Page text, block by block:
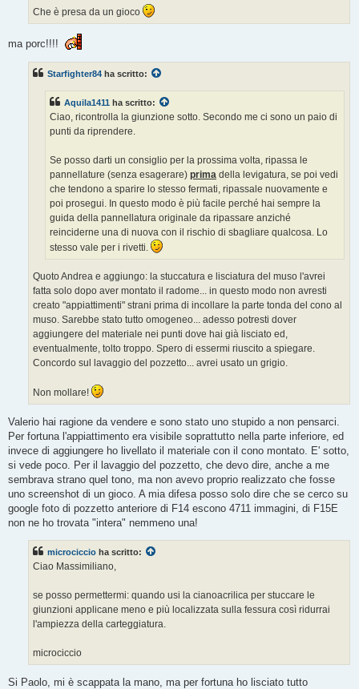
Che è presa da un gioco
ma porc!!!!
Starfighter84 ha scritto:
Aquila1411 ha scritto:
Ciao, ricontrolla la giunzione sotto. Secondo me ci sono un paio di
punti da riprendere.
Se posso darti un consiglio per la prossima volta, ripassa le
pannellature (senza esagerare) prima della levigatura, se poi vedi
che tendono a sparire lo stesso fermati, ripassale nuovamente e
poi prosegui. In questo modo è più facile perché hai sempre la
guida della pannellatura originale da ripassare anziché
reinciderne una di nuova con il rischio di sbagliare qualcosa. Lo
stesso vale per i rivetti.
Quoto Andrea e aggiungo: la stuccatura e lisciatura del muso l'avrei
fatta solo dopo aver montato il radome... in questo modo non avresti
creato "appiattimenti" strani prima di incollare la parte tonda del cono al
muso. Sarebbe stato tutto omogeneo... adesso potresti dover
aggiungere del materiale nei punti dove hai già lisciato ed,
eventualmente, tolto troppo. Spero di essermi riuscito a spiegare.
Concordo sul lavaggio del pozzetto... avrei usato un grigio.
Non mollare!
Valerio hai ragione da vendere e sono stato uno stupido a non pensarci.
Per fortuna l'appiattimento era visibile soprattutto nella parte inferiore, ed
invece di aggiungere ho livellato il materiale con il cono montato. E' sotto,
si vede poco. Per il lavaggio del pozzetto, che devo dire, anche a me
sembrava strano quel tono, ma non avevo proprio realizzato che fosse
uno screenshot di un gioco. A mia difesa posso solo dire che se cerco su
google foto di pozzetto anteriore di F14 escono 4711 immagini, di F15E
non ne ho trovata "intera" nemmeno una!
microciccio ha scritto:
Ciao Massimiliano,
se posso permettermi: quando usi la cianoacrilica per stuccare le
giunzioni applicane meno e più localizzata sulla fessura così ridurrai
l'ampiezza della carteggiatura.
microciccio
Si Paolo, mi è scappata la mano, ma per fortuna ho lisciato tutto